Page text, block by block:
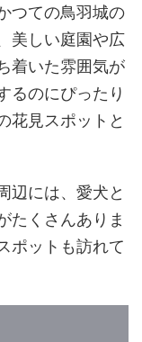
つての鳥羽城の
美しい庭園や広
着いた雰囲気が
るのにぴったり
花見スポットと
辺には、愛犬と
たくさんありま
ポットも訪れて